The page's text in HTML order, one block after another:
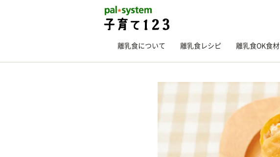
離乳食について 離乳食レシピ 離乳食OK食材